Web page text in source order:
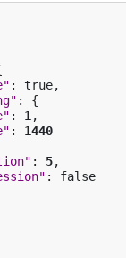
: true,
:
{
: 1 ,
:
1440
: 5,
:
false